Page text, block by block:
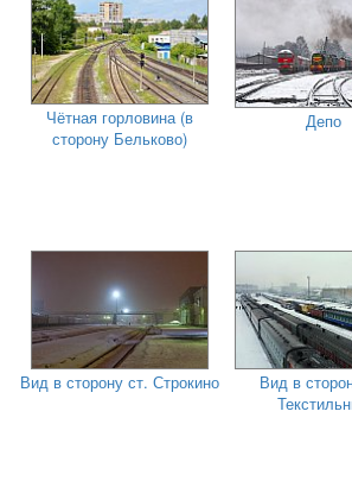
Чётная горловина (в
сторону Бельково)
Депо
Вид в сторону ст. Строкино
Вид в